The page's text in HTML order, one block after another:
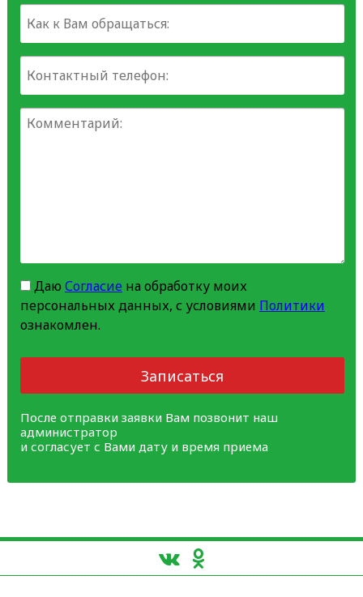
Даю Согласиена обработку моих
персональных данных, с условиями Политики
ознакомлен.
Записаться
После отправки заявки Вам позвонит наш
администратор
и согласует с Вами дату и время приема